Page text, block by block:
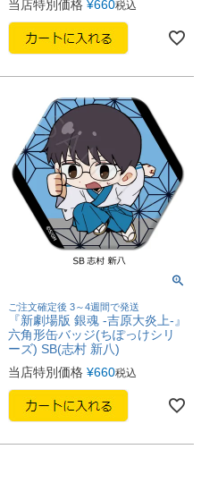
当店特別価格 ¥660税込
ご注文確定後 3～4週間で発送
『新劇場版 銀魂 -吉原大炎上-』
六角形缶バッジ(ちぽっけシリ
ーズ) SB(志村 新八)
当店特別価格 ¥660税込